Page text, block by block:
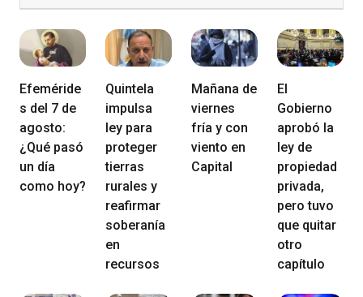
Efeméride
s del 7 de
agosto:
¿Qué pasó
un día
como hoy?
Quintela
impulsa
ley para
proteger
tierras
rurales y
reafirmar
soberanía
en
recursos
Mañana de
viernes
fría y con
viento en
Capital
El
Gobierno
aprobó la
ley de
propiedad
privada,
pero tuvo
que quitar
otro
capítulo